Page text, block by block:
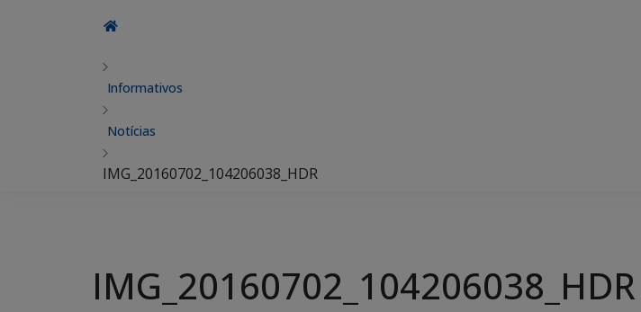
Informativos
Notícias
IMG_20160702_104206038_HDR
IMG_20160702_104206038_HDR